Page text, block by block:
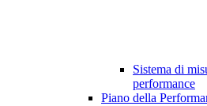
Sistema di
performance
Piano della